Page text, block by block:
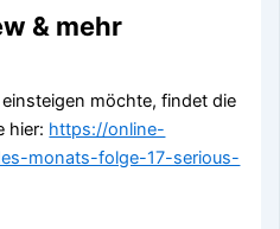
& mehr
möchte, findet die
hier: https://online-
monats-folge-17-serious-